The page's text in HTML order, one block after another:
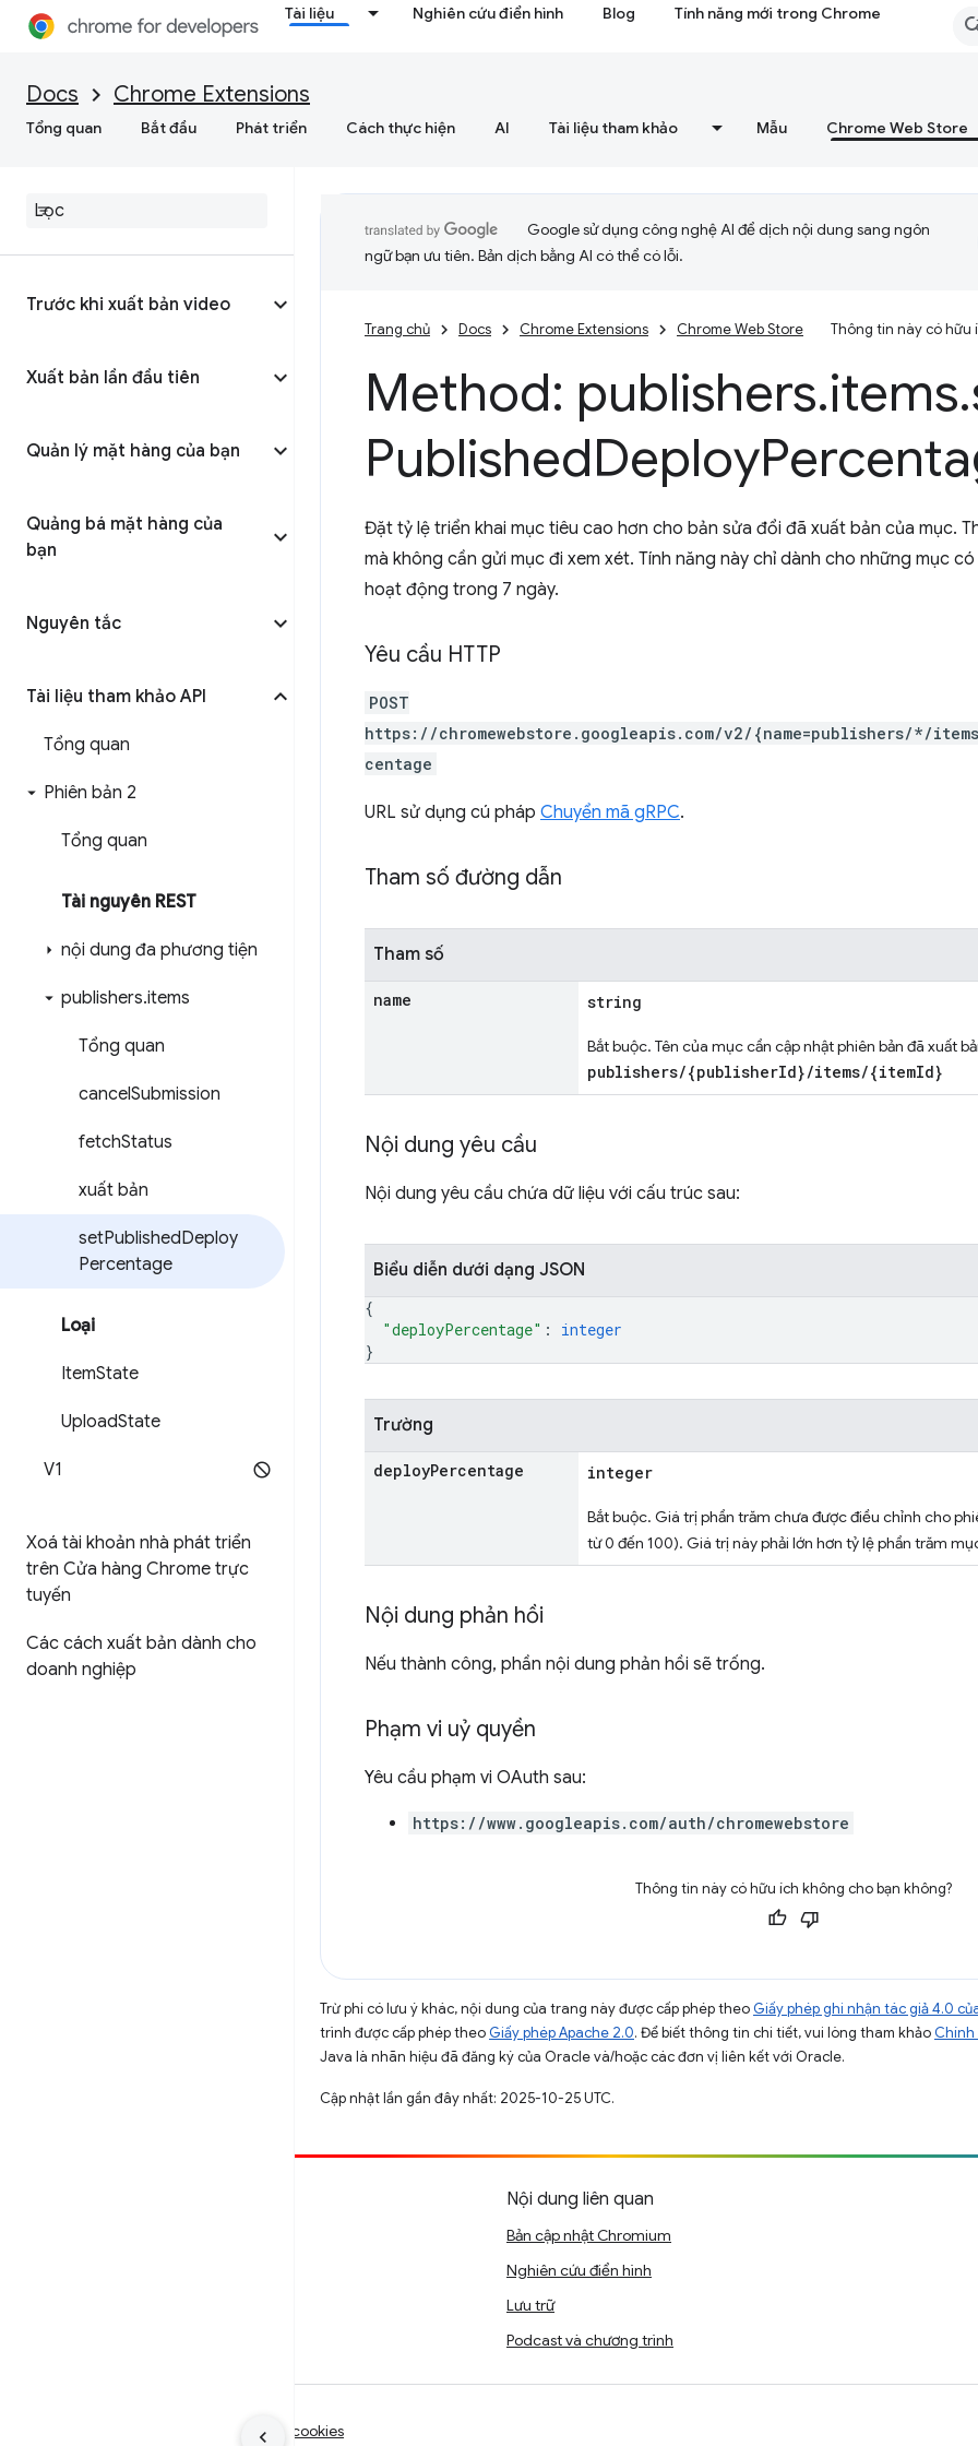
Tài liệu Nghiên cứu điển hình Blog Tính năng mới trong Chrome
Docs Chrome Extensions
Tổng quan Bắt đầu Phát triển Cách thực hiện AI Tài liệu tham khảo Mẫu Chrome Web Store
Trước khi xuất bản video
Xuất bản lần đầu tiên
Quản lý mặt hàng của bạn
Quảng bá mặt hàng của
bạn
Nguyên tắc
Tài liệu tham khảo API
Tổng quan
Phiên bản 2
Tổng quan
Tài nguyên REST
nội dung đa phương tiện
publishers.items
Tổng quan
cancelSubmission
fetchStatus
xuất bản
setPublishedDeploy
Percentage
Loại
ItemState
UploadState
V1
Xoá tài khoản nhà phát triển
trên Cửa hàng Chrome trực
tuyến
Các cách xuất bản dành cho
doanh nghiệp
Google sử dụng công nghệ AI để dịch nội dung sang ngôn
ngữ bạn ưu tiên. Bản dịch bằng AI có thể có lỗi.
Trang chủ Docs Chrome Extensions Chrome Web Store Thông tin này có hữu
Method: publishers.items.
PublishedDeploy
Đặt tỷ lệ triển khai mục tiêu cao hơn cho bản sửa đổi đã xuất bản của mục.
mà không cần gửi mục đi xem xét. Tính năng này chỉ dành cho những mục
hoạt động trong 7 ngày.
Yêu cầu HTTP
POST
https://chromewebstore.googleapis.com/v2/{name=publishers/*/
centage
URL sử dụng cú pháp Chuyển mã gRPC.
Tham số đường dẫn
Tham số
name string
Bắt buộc. Tên của mục cần cập nhật phiên bản đã xuất
publishers/{publisherId}/items/{itemId}
Nội dung yêu cầu
Nội dung yêu cầu chứa dữ liệu với cấu trúc sau:
Biểu diễn dưới dạng JSON
{
"deployPercentage" : integer
}
Trường
deployPercentage integer
Bắt buộc. Giá trị phần trăm chưa được điều chỉnh cho
từ 0 đến 100). Giá trị này phải lớn hơn tỷ lệ phần trăm
Nội dung phản hồi
Nếu thành công, phần nội dung phản hồi sẽ trống.
Phạm vi uỷ quyền
Yêu cầu phạm vi OAuth sau:
https://www.googleapis.com/auth/chromewebstore
Thông tin này có hữu ích không cho bạn không?
Trừ phi có lưu ý khác, nội dung của trang này được cấp phép theo Giấy phép ghi nhận tác giả 4.0
trình được cấp phép theo Giấy phép Apache 2.0. Để biết thông tin chi tiết, vui lòng tham khảo Chính
Java là nhãn hiệu đã đăng ký của Oracle và/hoặc các đơn vị liên kết với Oracle.
Cập nhật lần gần đây nhất: 2025-10-25 UTC.
Nội dung liên quan
Bản cập nhật Chromium
Nghiên cứu điển hình
Lưu trữ
Podcast và chương trình
Manage cookies